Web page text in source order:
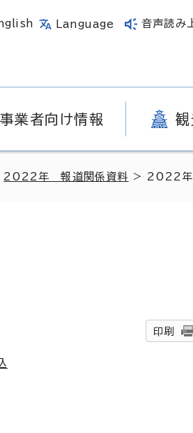
Language 音声読み
事業者向け情報 観
2022年 報道関係資料 > 2022年
印刷